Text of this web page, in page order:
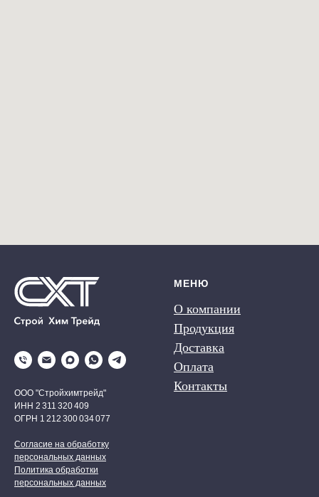
ООО "Стройхимтрейд"
ИНН 2 311 320 409
ОГРН 1 212 300 034 077
Согласие на обработку
персональных данных
Политика обработки
персональных данных
МЕНЮ
О компании
Продукция
Доставка
Оплата
Контакты